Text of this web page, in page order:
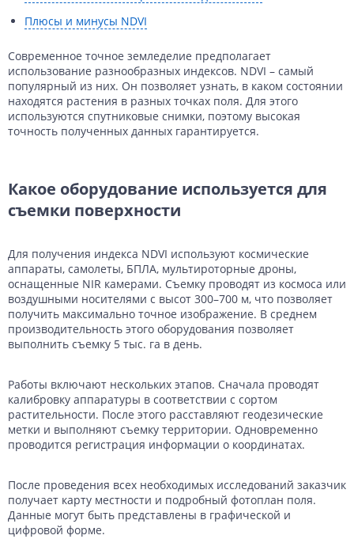
Плюсы и минусы NDVI
Современное точное земледелие предполагает
использование разнообразных индексов. NDVI – самый
популярный из них. Он позволяет узнать, в каком состоянии
находятся растения в разных точках поля. Для этого
используются спутниковые снимки, поэтому высокая
точность полученных данных гарантируется.
Какое оборудование используется для
съемки поверхности
Для получения индекса NDVI используют космические
аппараты, самолеты, БПЛА, мультироторные дроны,
оснащенные NIR камерами. Съемку проводят из космоса или
воздушными носителями с высот 300–700 м, что позволяет
получить максимально точное изображение. В среднем
производительность этого оборудования позволяет
выполнить съемку 5 тыс. га в день.
Работы включают нескольких этапов. Сначала проводят
калибровку аппаратуры в соответствии с сортом
растительности. После этого расставляют геодезические
метки и выполняют съемку территории. Одновременно
проводится регистрация информации о координатах.
После проведения всех необходимых исследований заказчик
получает карту местности и подробный фотоплан поля.
Данные могут быть представлены в графической и
цифровой форме.
Данные с российских спутников
Водное хозяйство
Банковское дело и Страхование
Оборона и Геопространственная разведка
Водное хозяйство
Судебная экспертиза